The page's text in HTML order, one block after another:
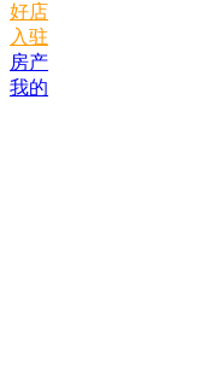
好店
入驻
房产
我的